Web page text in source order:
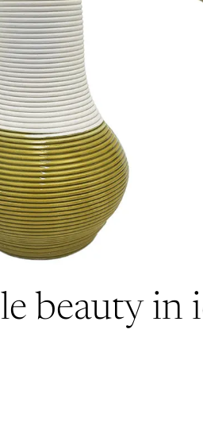
beauty in